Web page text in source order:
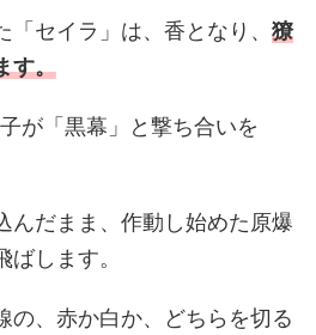
セイラ」は、香となり、 獠
す。
が「黒幕」と撃ち合いを
んだまま、作動し始めた原爆
します。
の、赤か白か、どちらを切る